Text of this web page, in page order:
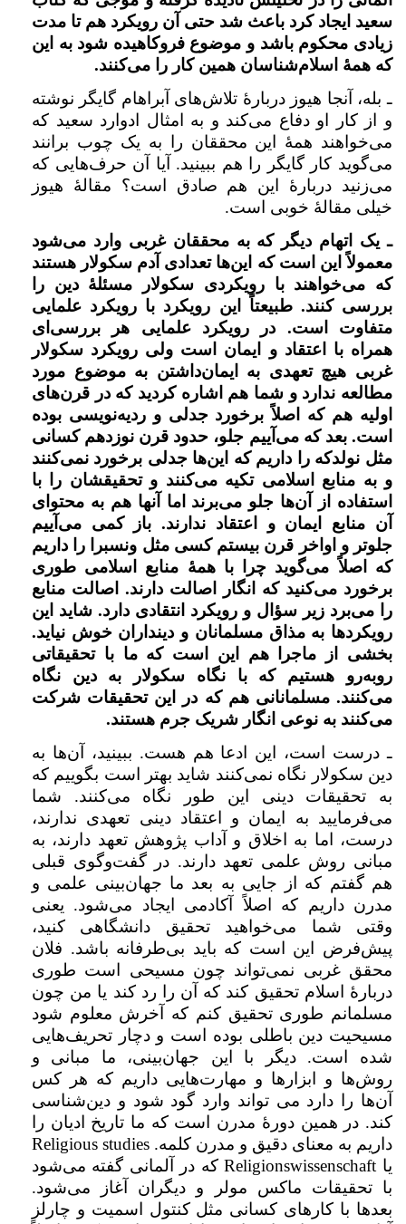
سعید ایجاد کرد باعث شد حتی آن رویکرد هم تا مدت
زیادی محکوم باشد و موضوع فروکاهیده شود به این
که همهٔ اسلام‌شناسان همین کار را می‌کنند.
ـ بله، ‌آنجا هیوز دربارهٔ‌ تلاش‌های آبراهام گایگر نوشته
و از کار او دفاع می‌کند و به امثال ادوارد سعید که
می‌خواهند همهٔ این محققان را به یک چوب برانند
می‌گوید کار گایگر را هم ببینید. آیا آن حرف‌هایی که
می‌زنید دربارهٔ این هم صادق است؟ مقالۀ هیوز
خیلی مقالهٔ خوبی است.
ـ یک اتهام دیگر که به محققان غربی وارد می‌شود
معمولاً این است که این‌ها تعدادی آدم سکولار هستند
که می‌خواهند با رویکردی سکولار مسئلهٔ دین را
بررسی کنند. طبیعتاً این رویکرد با رویکرد علمایی
متفاوت است. در رویکرد علمایی هر بررسی‌ای
همراه با اعتقاد و ایمان است ولی رویکرد سکولار
غربی هیچ تعهدی به ایمان‌داشتن به موضوع مورد
مطالعه ندارد و شما هم اشاره کردید که در قرن‌های
اولیه هم که اصلاً برخورد جدلی و ردیه‌نویسی بوده
است. بعد که می‌آییم جلو، حدود قرن نوزدهم کسانی
مثل نولدکه را داریم که این‌ها جدلی برخورد نمی‌کنند
و به منابع اسلامی تکیه می‌کنند و تحقیقشان را با
استفاده از آن‌ها جلو می‌برند اما آنها هم به محتوای
آن منابع ایمان و اعتقاد ندارند. باز کمی می‌آییم
جلوتر و اواخر قرن بیستم کسی مثل ونسبرا را داریم
که اصلاً می‌گوید چرا با همهٔ منابع اسلامی طوری
برخورد می‌کنید که انگار اصالت دارند. اصالت منابع
را می‌برد زیر سؤال و رویکرد انتقادی دارد. شاید این
رویکردها به مذاق مسلمانان و دینداران خوش نیاید.
بخشی از ماجرا هم این است که ما با تحقیقاتی
روبه‌رو هستیم که با نگاه سکولار به دین نگاه
می‌کنند. مسلمانانی هم که در این تحقیقات شرکت
می‌کنند به نوعی انگار شریک جرم هستند.
ـ درست است، این ادعا هم هست. ببینید، آن‌ها به
دین سکولار نگاه نمی‌کنند شاید بهتر است بگوییم که
به تحقیقات دینی این طور نگاه می‌کنند. شما
می‌فرمایید به ایمان و اعتقاد دینی تعهدی ندارند،
درست، اما به اخلاق و آداب پژوهش تعهد دارند،‌ به
مبانی روش علمی تعهد دارند. در گفت‌وگوی قبلی
هم گفتم که از جایی به بعد ما جهان‌بینی علمی و
مدرن داریم که اصلاً آکادمی ایجاد می‌شود. یعنی
وقتی شما می‌خواهید تحقیق دانشگاهی کنید،
پیش‌فرض این است که باید بی‌طرفانه باشد. فلان
محقق غربی نمی‌تواند چون مسیحی است طوری
دربارهٔ‌ اسلام تحقیق کند که آن را رد کند یا من چون
مسلمانم طوری تحقیق کنم که آخرش معلوم شود
مسیحیت دین باطلی بوده است و دچار تحریف‌هایی
شده است. دیگر با این جهان‌بینی، ما مبانی و
روش‌‌ها و ابزارها و مهارت‌هایی داریم که هر کس
آن‌ها را دارد می تواند وارد گود شود و دین‌شناسی
کند. در همین دورهٔ مدرن است که ما تاریخ ادیان را
داریم به معنای دقیق و مدرن کلمه. Religious studies
یا Religionswissenschaftکه در آلمانی گفته می‌شود
با تحقیقات ماکس مولر و دیگران آغاز می‌شود.
بعدها با کارهای کسانی مثل کنتول اسمیت و چارلز